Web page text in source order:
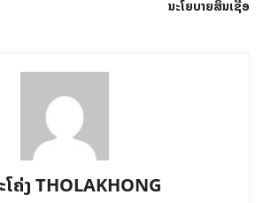
ນະໂຍບາຍສິນເຊື່ອ
ໂຄ່ງ THOLAKHONG